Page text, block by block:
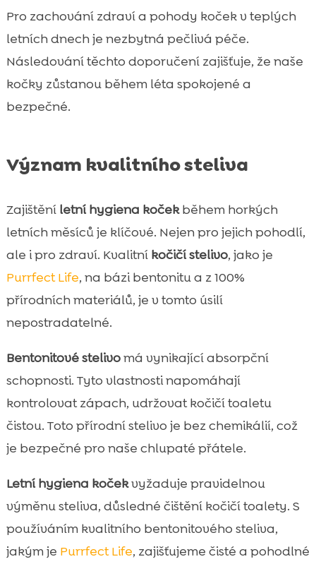
Pro zachování zdraví a pohody koček v teplých
letních dnech je nezbytná pečlivá péče.
Následování těchto doporučení zajišťuje, že naše
kočky zůstanou během léta spokojené a
bezpečné.
Význam kvalitního steliva
Zajištění letní hygiena kočekběhem horkých
letních měsíců je klíčové. Nejen pro jejich pohodlí,
ale i pro zdraví. Kvalitní kočičí stelivo, jako je
Purrfect Life, na bázi bentonitu a z 100%
přírodních materiálů, je v tomto úsilí
nepostradatelné.
Bentonitové stelivomá vynikající absorpční
schopnosti. Tyto vlastnosti napomáhají
kontrolovat zápach, udržovat kočičí toaletu
čistou. Toto přírodní stelivo je bez chemikálií, což
je bezpečné pro naše chlupaté přátele.
Letní hygiena kočekvyžaduje pravidelnou
výměnu steliva, důsledné čištění kočičí toalety. S
používáním kvalitního bentonitového steliva,
jakým je Purrfect Life, zajišťujeme čisté a pohodlné